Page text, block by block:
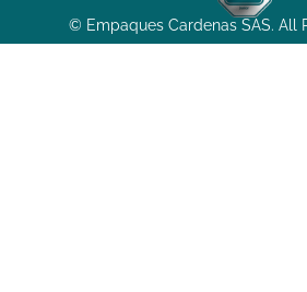
© Empaques Cardenas SAS. All